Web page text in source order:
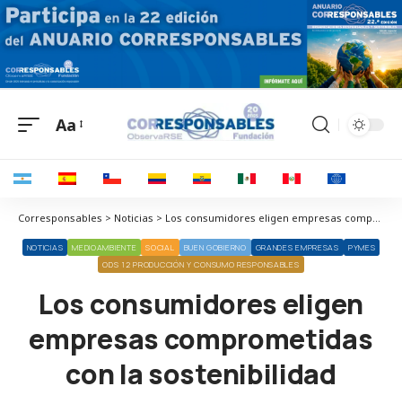
Aa
Corresponsables > Noticias > Los consumidores eligen empresas comprometidas con la sostenibilidad
NOTICIAS MEDIOAMBIENTE SOCIAL BUEN GOBIERNO GRANDES EMPRESAS
PYMES
ODS 12 PRODUCCIÓN Y CONSUMO RESPONSABLES
Los consumidores eligen
empresas comprometidas
con la sostenibilidad